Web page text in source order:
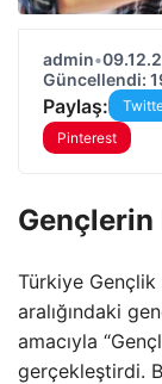
admin•
Güncellendi:
Paylaş:
Pinterest
Türkiye
aralığındaki
amacıyla
gerçekleştirdi.